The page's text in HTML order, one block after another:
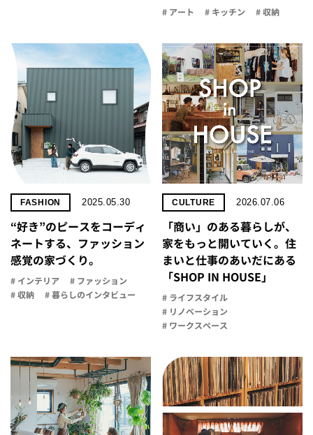
# アート # キッチン # 収納
FASHION 2025.05.30
“好き”のピースをコーディ
ネートする、ファッション
感覚の家づくり。
# インテリア
# ファッション
# 収納
# 暮らしのインタビュー
CULTURE 2026.07.06
「商い」の​ある​暮らしが、​
家を​もっと​開いていく。​住
まいと​仕事の​あいだに​ある​
「SHOP IN HOUSE」
# ライフスタイル
# リノベーション
# ワークスペース